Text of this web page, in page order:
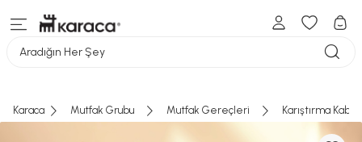
Aradığın Her Şey
Karaca Mutfak Grubu Mutfak Gereçleri Karıştırma Kabı